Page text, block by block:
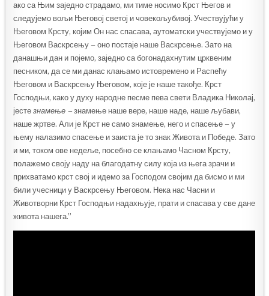
ако са Њим заједно страдамо, ми тиме носимо Крст Његов и
следујемо вољи Његовој светој и човекољубивој. Учествујући у
Његовом Крсту, којим Он нас спасава, аутоматски учествујемо и у
Његовом Васкрсењу – оно постаје наше Васкрсење. Зато на
данашњи дан и појемо, заједно са богонадахнутим црквеним
песником, да се ми данас клањамо истовремено и Распећу
Његовом и Васкрсењу Његовом, које је наше такође. Крст
Господњи, како у духу народне песме пева свети Владика Николај,
јестезнамење –знамење наше вере, наше наде, наше љубави,
наше жртве. Али је Крст не само знамење, него и спасење – у
њему налазимо спасење и заиста је то знак Живота и Победе. Зато
и ми, током ове недеље, посебно се клањамо Часном Крсту,
полажемо своју наду на благодатну силу која из њега зрачи и
прихватамо крст свој и идемо за Господом својим да бисмо и ми
били учесници у Васкрсењу Његовом. Нека нас Часни и
Животворни Крст Господњи надахњује, прати и спасава у све дане
живота нашега.”